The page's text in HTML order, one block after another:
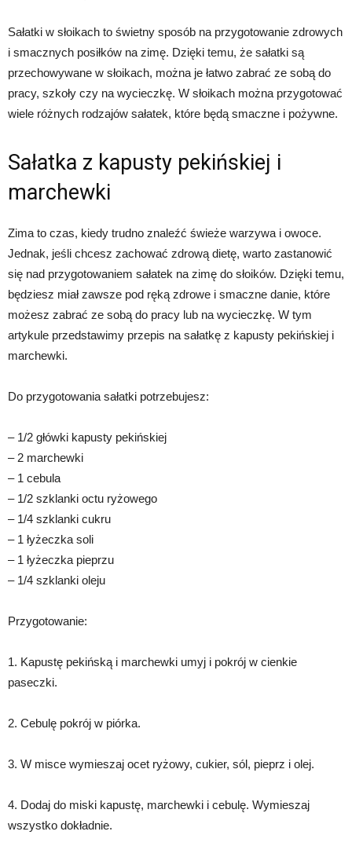
Sałatki w słoikach to świetny sposób na przygotowanie zdrowych
i smacznych posiłków na zimę. Dzięki temu, że sałatki są
przechowywane w słoikach, można je łatwo zabrać ze sobą do
pracy, szkoły czy na wycieczkę. W słoikach można przygotować
wiele różnych rodzajów sałatek, które będą smaczne i pożywne.
Sałatka z kapusty pekińskiej i
marchewki
Zima to czas, kiedy trudno znaleźć świeże warzywa i owoce.
Jednak, jeśli chcesz zachować zdrową dietę, warto zastanowić
się nad przygotowaniem sałatek na zimę do słoików. Dzięki temu,
będziesz miał zawsze pod ręką zdrowe i smaczne danie, które
możesz zabrać ze sobą do pracy lub na wycieczkę. W tym
artykule przedstawimy przepis na sałatkę z kapusty pekińskiej i
marchewki.
Do przygotowania sałatki potrzebujesz:
– 1/2 główki kapusty pekińskiej
– 2 marchewki
– 1 cebula
– 1/2 szklanki octu ryżowego
– 1/4 szklanki cukru
– 1 łyżeczka soli
– 1 łyżeczka pieprzu
– 1/4 szklanki oleju
Przygotowanie:
1. Kapustę pekińską i marchewki umyj i pokrój w cienkie
paseczki.
2. Cebulę pokrój w piórka.
3. W misce wymieszaj ocet ryżowy, cukier, sól, pieprz i olej.
4. Dodaj do miski kapustę, marchewki i cebulę. Wymieszaj
wszystko dokładnie.